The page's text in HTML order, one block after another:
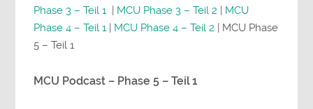
Phase 3 – Teil 1 | MCU Phase 3 – Teil 2 | MCU
Phase 4 – Teil 1 | MCU Phase 4 – Teil 2 | MCU Phase
5 – Teil 1
MCU Podcast – Phase 5 – Teil 1